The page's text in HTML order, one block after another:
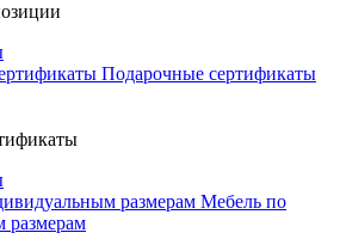
Подарочные сертификаты
Мебель по
размерам